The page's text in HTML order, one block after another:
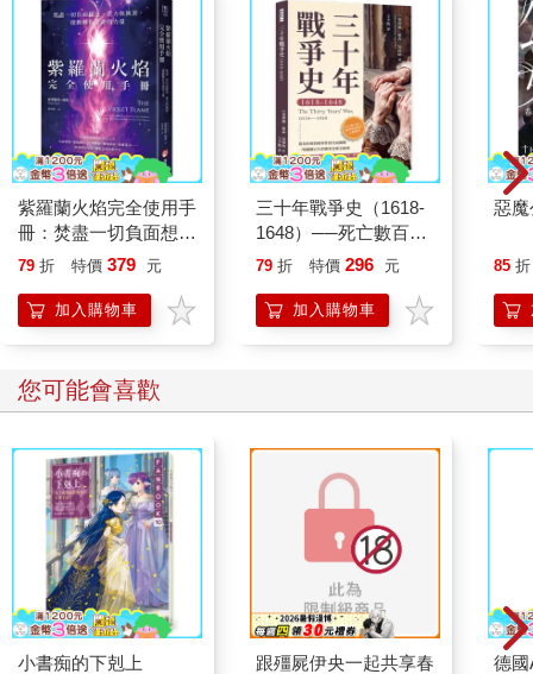
紫羅蘭火焰完全使用手
冊：焚盡一切負面想
法、業力與執著，啟動
79 折 特價 379 元
加入購物車
三十年戰爭史（1618-
1648）──死亡數百萬
人，歐洲最血腥的宗教
79 折 特價 296 元
加入購物車
惡
85 折
您可能會喜歡
小書痴的下剋上
跟殭屍伊央一起共享春
德國